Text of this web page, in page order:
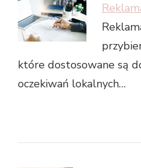
które dostosowane są
oczekiwań lokalnych…